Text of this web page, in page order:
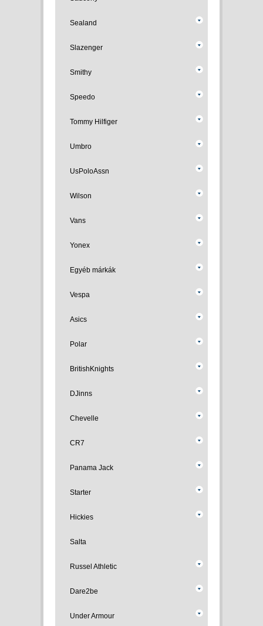
Sealand
Slazenger
Smithy
Speedo
Tommy Hilfiger
Umbro
UsPoloAssn
Wilson
Vans
Yonex
Egyéb márkák
Vespa
Asics
Polar
BritishKnights
DJinns
Chevelle
CR7
Panama Jack
Starter
Hickies
Salta
Russel Athletic
Dare2be
Under Armour